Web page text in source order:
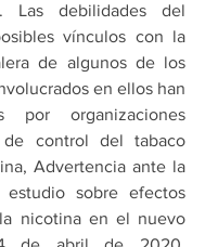
Las debilidades del
vínculos con la
de algunos de los
en ellos han
por organizaciones
de control del tabaco
Advertencia ante la
sobre efectos
nicotina en el nuevo